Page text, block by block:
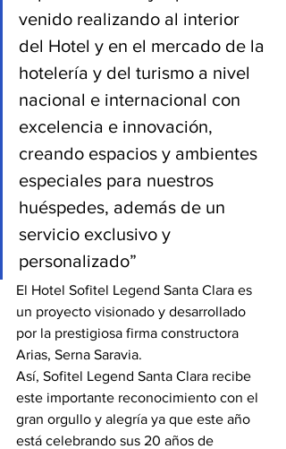
venido realizando al interior
del Hotel y en el mercado de la
hotelería y del turismo a nivel
nacional e internacional con
excelencia e innovación,
creando espacios y ambientes
especiales para nuestros
huéspedes, además de un
servicio exclusivo y
personalizado”
El Hotel Sofitel Legend Santa Clara es
un proyecto visionado y desarrollado
por la prestigiosa firma constructora
Arias, Serna Saravia.
Así, Sofitel Legend Santa Clara recibe
este importante reconocimiento con el
gran orgullo y alegría ya que este año
está celebrando sus 20 años de